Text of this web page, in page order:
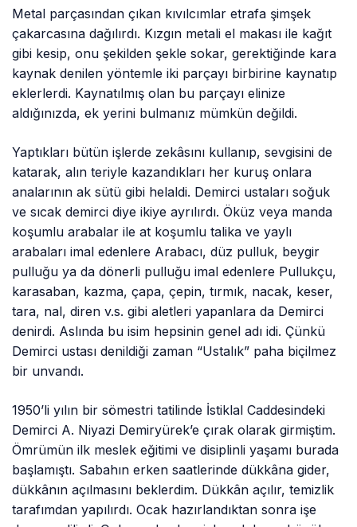
Metal parçasından çıkan kıvılcımlar etrafa şimşek
çakarcasına dağılırdı. Kızgın metali el makası ile kağıt
gibi kesip, onu şekilden şekle sokar, gerektiğinde kara
kaynak denilen yöntemle iki parçayı birbirine kaynatıp
eklerlerdi. Kaynatılmış olan bu parçayı elinize
aldığınızda, ek yerini bulmanız mümkün değildi.
Yaptıkları bütün işlerde zekâsını kullanıp, sevgisini de
katarak, alın teriyle kazandıkları her kuruş onlara
analarının ak sütü gibi helaldi. Demirci ustaları soğuk
ve sıcak demirci diye ikiye ayrılırdı. Öküz veya manda
koşumlu arabalar ile at koşumlu talika ve yaylı
arabaları imal edenlere Arabacı, düz pulluk, beygir
pulluğu ya da dönerli pulluğu imal edenlere Pullukçu,
karasaban, kazma, çapa, çepin, tırmık, nacak, keser,
tara, nal, diren v.s. gibi aletleri yapanlara da Demirci
denirdi. Aslında bu isim hepsinin genel adı idi. Çünkü
Demirci ustası denildiği zaman “Ustalık” paha biçilmez
bir unvandı.
1950’li yılın bir sömestri tatilinde İstiklal Caddesindeki
Demirci A. Niyazi Demiryürek’e çırak olarak girmiştim.
Ömrümün ilk meslek eğitimi ve disiplinli yaşamı burada
başlamıştı. Sabahın erken saatlerinde dükkâna gider,
dükkânın açılmasını beklerdim. Dükkân açılır, temizlik
tarafımdan yapılırdı. Ocak hazırlandıktan sonra işe